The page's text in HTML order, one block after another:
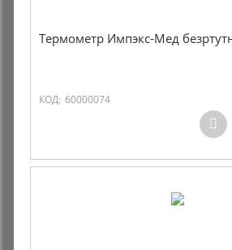
Термометр Импэкс-Мед
КОД: 60000074